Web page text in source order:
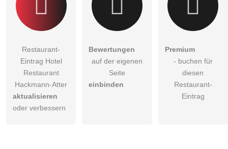
Restaurant-
Eintrag Hotel
Restaurant
Hackmann-Atter
aktualisieren
oder verbessern
Bewertungen
auf der eigenen
Seite
einbinden
Premium
- buchen für
diesen
Restaurant-
Eintrag